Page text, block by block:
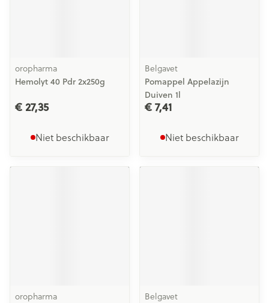
oropharma
Hemolyt 40 Pdr 2x250g
€ 27,35
Niet beschikbaar
Belgavet
Pomappel Appelazijn
Duiven 1l
€ 7,41
Niet beschikbaar
oropharma Belgavet